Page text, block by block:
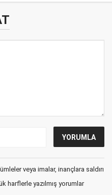
veya imalar, inançlara saldırı
harflerle yazılmış yorumlar